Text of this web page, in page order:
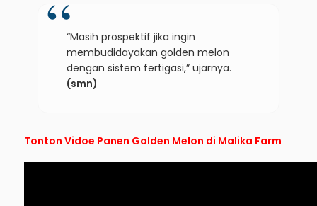
“Masih prospektif jika ingin
membudidayakan golden melon
dengan sistem fertigasi,” ujarnya.
(smn)
Tonton Vidoe Panen Golden Melon di Malika Farm